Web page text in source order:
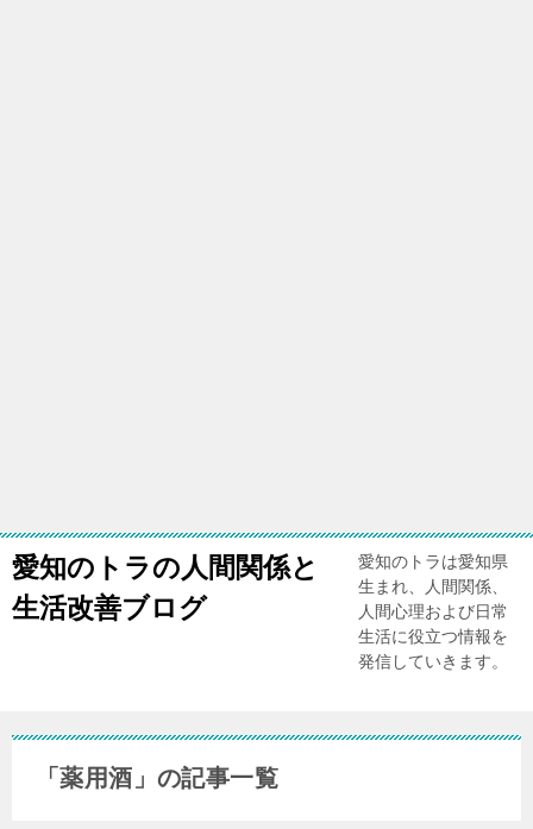
愛知のトラの人間関係と
生活改善ブログ
愛知のトラは愛知県
生まれ、人間関係、
人間心理および日常
生活に役立つ情報を
発信していきます。
「薬用酒」の記事一覧